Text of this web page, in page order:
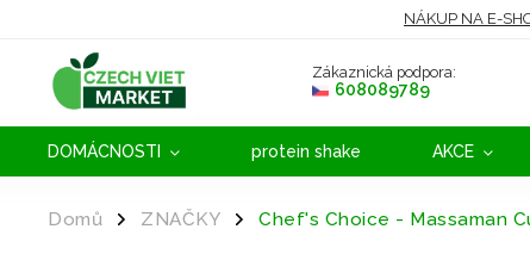
NÁKUP NA E-
Zákaznická podpora:
608089789
DOMÁCNOSTI protein shake AKCE
Domů / ZNAČKY / Chef's Choice - Massaman